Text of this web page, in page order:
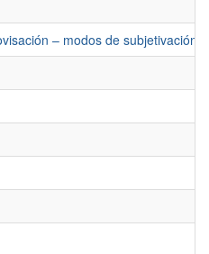
– modos de subjetivación